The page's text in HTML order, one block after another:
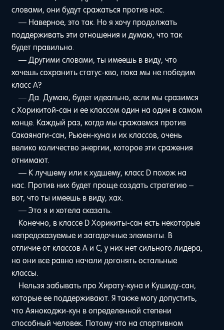
словами, они будут сражаться против нас.
— Наверное, это так. Но я хочу продолжать
поддерживать эти отношения и думаю, что так
будет правильно.
— Другими словами, ты имеешь в виду, что
хочешь сохранить статус-кво, пока мы не победим
класс А?
— Да. Думаю, будет идеально, если мы сразимся
с Хорикитой-сан и ее классом один на один в самом
конце. Каждый раз, когда мы сражаемся против
Сакаянаги-сан, Рьюен-куна и их классов, очень
велико количество энергии, которое эти сражения
отнимают.
— К лучшему или к худшему, класс D похож на
нас. Против них будет проще создать стратегию –
вот, что ты имеешь в виду, хах.
— Это я и хотела сказать.
Конечно, в классе D Хорикиты-сан есть некоторые
непредсказуемые и загадочные элементы. В
отличие от классов A и C, у них нет сильного лидера,
но они все равно начали догонять остальные
классы.
Нельзя забывать про Хирату-куна и Кушиду-сан,
которые ее поддерживают. Я также могу допустить,
что Аянокоджи-кун в определенной степени
способный человек. Потому что на спортивном